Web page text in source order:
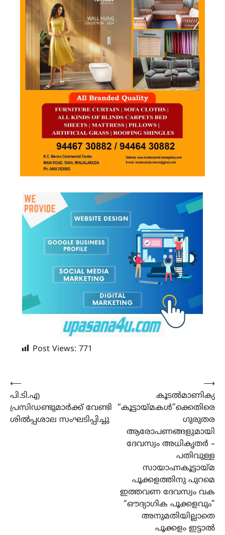
Post Views: 771
Post
navigation
⟵
പി.ടി.എ
പ്രസിഡണ്ടുമാർക്ക്‌ വേണ്ടി
ശിൽപ്പശാല സംഘടിപ്പിച്ചു
കൂടൽമാണിക്യ
“കൂട്ടായ്മകൾ”ക്കെതിരെ
ഗുരുതര
ആരോപണങ്ങളുമായി
ദേവസ്വം അധികൃതർ –
പതിവുള്ള
സായാഹ്നകൂട്ടായ്മ
പൂക്കളത്തിനു പുറമെ
ഇത്തവണ ദേവസ്വം വക
“ഔദ്യാഗിക പൂക്കളവും”
അനുമതിയില്ലാതെ
പൂക്കളം ഇട്ടാൽ
⟶